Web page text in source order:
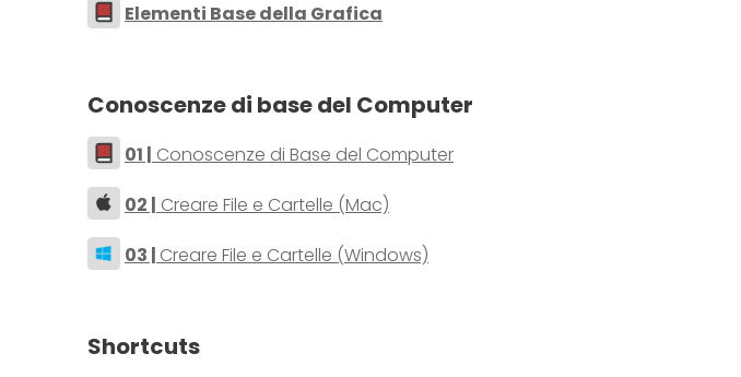
Elementi Base della Grafica
Conoscenze di base del Computer
01 | Conoscenze di Base del Computer
02 | Creare File e Cartelle (Mac)
03 | Creare File e Cartelle (Windows)
Shortcuts